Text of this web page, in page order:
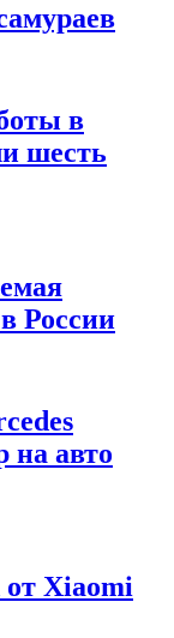
в
шесть
России
на авто
от Xiaomi